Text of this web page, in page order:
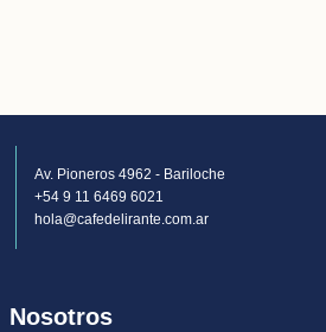
Av. Pioneros 4962 - Bariloche
+54 9 11 6469 6021
hola@cafedelirante.com.ar
Nosotros